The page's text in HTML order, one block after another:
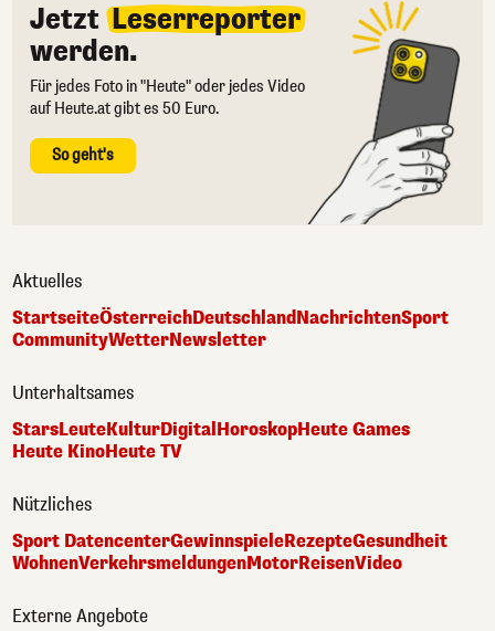
Jetzt Leserreporter
werden.
Für jedes Foto in "Heute" oder jedes Video
auf Heute.at gibt es 50 Euro.
So geht's
Aktuelles
StartseiteÖsterreichDeutschlandNachrichtenSport
CommunityWetterNewsletter
Unterhaltsames
StarsLeuteKulturDigital HoroskopHeute Games
Heute KinoHeute TV
Nützliches
Sport DatencenterGewinnspieleRezepteGesundheit
WohnenVerkehrsmeldungenMotorReisenVideo
Externe Angebote